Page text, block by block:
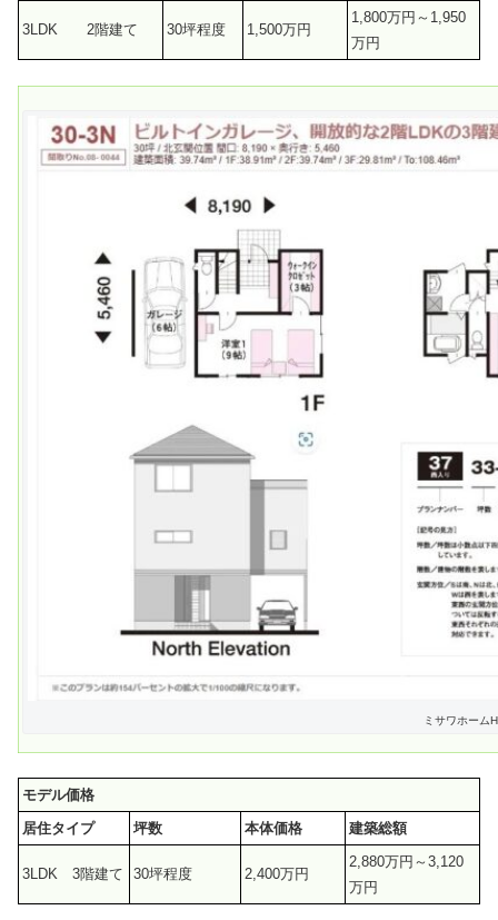
3LDK 2階建て 30坪程度 1,500万円
1,800万円～1,950
万円
ミサワホーム
モデル価格
居住タイプ
坪数 本体価格 建築総額
3LDK 3階建て 30坪程度 2,400万円
2,880万円～3,120
万円